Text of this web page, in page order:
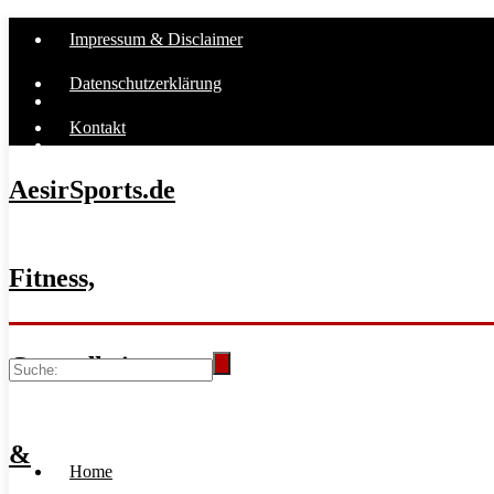
Impressum & Disclaimer
Datenschutzerklärung
Kontakt
AesirSports.de
Fitness,
Gesundheit
&
Home